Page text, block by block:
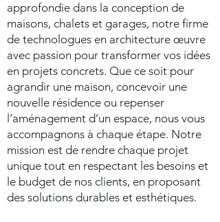
approfondie dans la conception de
maisons, chalets et garages, notre firme
de technologues en architecture œuvre
avec passion pour transformer vos idées
en projets concrets. Que ce soit pour
agrandir une maison, concevoir une
nouvelle résidence ou repenser
l’aménagement d’un espace, nous vous
accompagnons à chaque étape. Notre
mission est de rendre chaque projet
unique tout en respectant les besoins et
le budget de nos clients, en proposant
des solutions durables et esthétiques.